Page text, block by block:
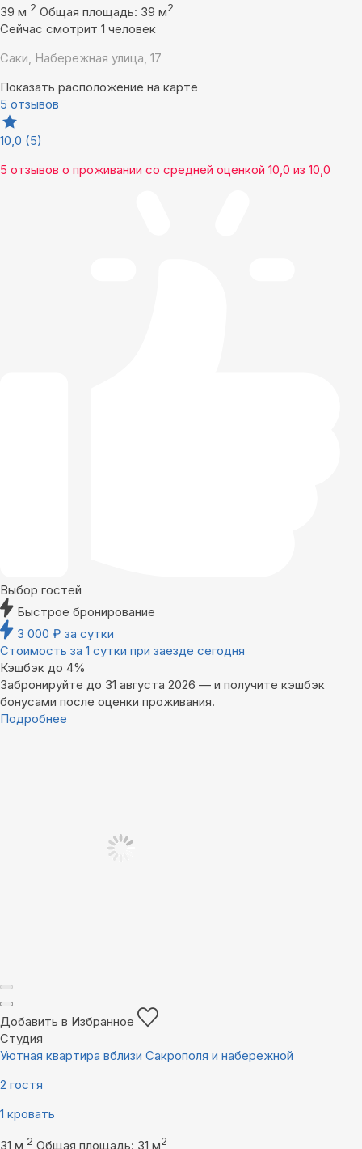
39 м 2 Общая площадь: 39 м2
Сейчас смотрит 1 человек
Саки, Набережная улица, 17
Показать расположение на карте
5 отзывов
10,0 (5)
5 отзывов о проживании со средней оценкой 10,0 из 10,0
Выбор гостей
Быстрое бронирование
3 000 ₽ за сутки
Стоимость за 1 сутки при заезде сегодня
Кэшбэк до 4%
Забронируйте до 31 августа 2026 — и получите кэшбэк
бонусами после оценки проживания.
Подробнее
Добавить в Избранное
Студия
Уютная квартира вблизи Сакрополя и набережной
2 гостя
1 кровать
31 м 2 Общая площадь: 31 м2